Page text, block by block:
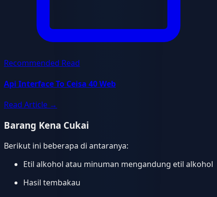
Recommended Read
Api Interface To Ceisa 40 Web
Read Article →
Barang Kena Cukai
Berikut ini beberapa di antaranya:
Etil alkohol atau minuman mengandung etil alkohol
Hasil tembakau